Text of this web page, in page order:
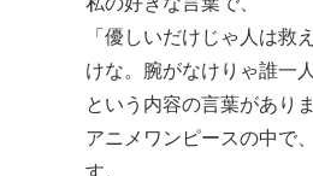
「優しいだけじゃ人は救
けな。腕がなけりゃ誰一
という内容の言葉がありま
アニメワンピースの中で
す。